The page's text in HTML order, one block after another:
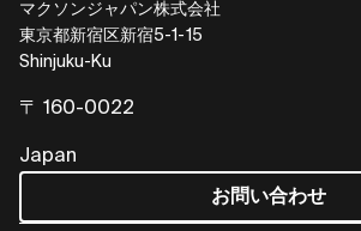
マクソンジャパン株式会社
東京都新宿区新宿5-1-15
Shinjuku-Ku
〒 160-0022
Japan
お問い合わせ